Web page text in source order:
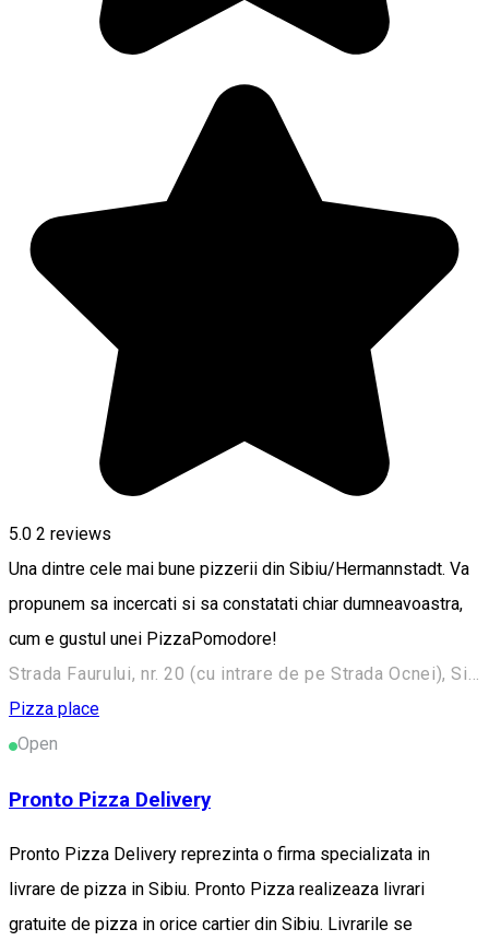
5.0 2 reviews
Una dintre cele mai bune pizzerii din Sibiu/Hermannstadt. Va
propunem sa incercati si sa constatati chiar dumneavoastra,
cum e gustul unei PizzaPomodore!
Strada Faurului, nr. 20 (cu intrare de pe Strada Ocnei), Sibiu
Pizza place
Open
Pronto Pizza Delivery
Pronto Pizza Delivery reprezinta o firma specializata in
livrare de pizza in Sibiu. Pronto Pizza realizeaza livrari
gratuite de pizza in orice cartier din Sibiu. Livrarile se